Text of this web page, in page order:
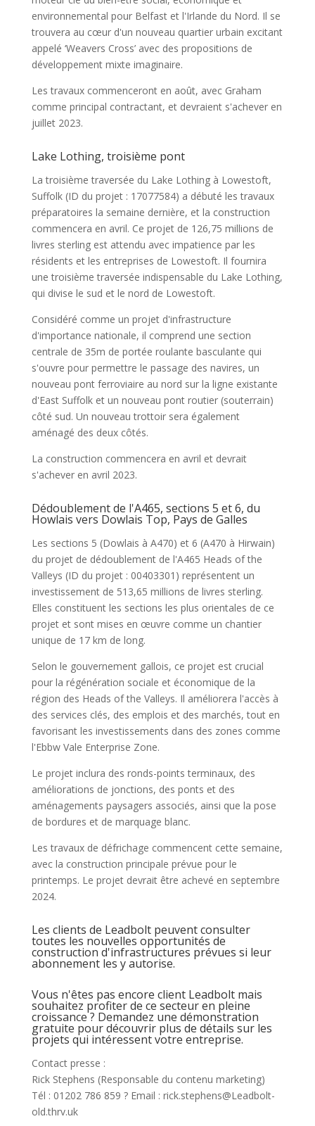
environnemental pour Belfast et l'Irlande du Nord. Il se
trouvera au cœur d'un nouveau quartier urbain excitant
appelé ‘Weavers Cross’ avec des propositions de
développement mixte imaginaire.
Les travaux commenceront en août, avec Graham
comme principal contractant, et devraient s'achever en
juillet 2023.
Lake Lothing, troisième pont
La troisième traversée du Lake Lothing à Lowestoft,
Suffolk (ID du projet : 17077584) a débuté les travaux
préparatoires la semaine dernière, et la construction
commencera en avril. Ce projet de 126,75 millions de
livres sterling est attendu avec impatience par les
résidents et les entreprises de Lowestoft. Il fournira
une troisième traversée indispensable du Lake Lothing,
qui divise le sud et le nord de Lowestoft.
Considéré comme un projet d'infrastructure
d'importance nationale, il comprend une section
centrale de 35m de portée roulante basculante qui
s'ouvre pour permettre le passage des navires, un
nouveau pont ferroviaire au nord sur la ligne existante
d'East Suffolk et un nouveau pont routier (souterrain)
côté sud. Un nouveau trottoir sera également
aménagé des deux côtés.
La construction commencera en avril et devrait
s'achever en avril 2023.
Dédoublement de l'A465, sections 5 et 6, du
Howlais vers Dowlais Top, Pays de Galles
Les sections 5 (Dowlais à A470) et 6 (A470 à Hirwain)
du projet de dédoublement de l'A465 Heads of the
Valleys (ID du projet : 00403301) représentent un
investissement de 513,65 millions de livres sterling.
Elles constituent les sections les plus orientales de ce
projet et sont mises en œuvre comme un chantier
unique de 17 km de long.
Selon le gouvernement gallois, ce projet est crucial
pour la régénération sociale et économique de la
région des Heads of the Valleys. Il améliorera l'accès à
des services clés, des emplois et des marchés, tout en
favorisant les investissements dans des zones comme
l'Ebbw Vale Enterprise Zone.
Le projet inclura des ronds-points terminaux, des
améliorations de jonctions, des ponts et des
aménagements paysagers associés, ainsi que la pose
de bordures et de marquage blanc.
Les travaux de défrichage commencent cette semaine,
avec la construction principale prévue pour le
printemps. Le projet devrait être achevé en septembre
2024.
Les clients de Leadbolt peuvent consulter
toutes les nouvelles opportunités de
construction d'infrastructures prévues si leur
abonnement les y autorise.
Vous n'êtes pas encore client Leadbolt mais
souhaitez profiter de ce secteur en pleine
croissance ? Demandez une démonstration
gratuite pour découvrir plus de détails sur les
projets qui intéressent votre entreprise.
Contact presse :
Rick Stephens (Responsable du contenu marketing)
Tél : 01202 786 859 ? Email : rick.stephens@Leadbolt-
old.thrv.uk